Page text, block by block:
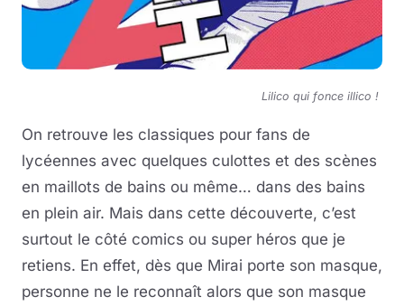
Lilico qui fonce illico !
On retrouve les classiques pour fans de
lycéennes avec quelques culottes et des scènes
en maillots de bains ou même… dans des bains
en plein air. Mais dans cette découverte, c’est
surtout le côté comics ou super héros que je
retiens. En effet, dès que Mirai porte son masque,
personne ne le reconnaît alors que son masque